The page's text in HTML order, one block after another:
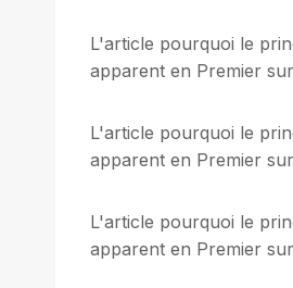
L'article pourquoi le
apparent en Premier
L'article pourquoi le
apparent en Premier
L'article pourquoi le
apparent en Premier